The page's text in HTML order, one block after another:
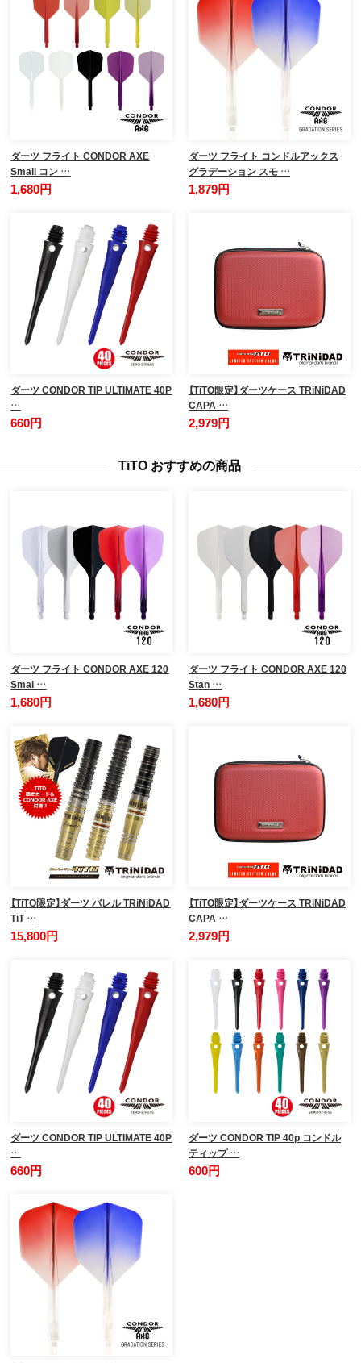
ダーツ フライト CONDOR AXE
Small コン …
1,680円
ダーツ フライト コンドルアックス
グラデーション スモ …
1,879円
ダーツ CONDOR TIP ULTIMATE 40P
…
660円
【TiTO限定】ダーツケース TRiNiDAD
CAPA …
2,979円
TiTO おすすめの商品
ダーツ フライト CONDOR AXE 120
Smal …
1,680円
ダーツ フライト CONDOR AXE 120
Stan …
1,680円
【TiTO限定】ダーツ バレル TRiNiDAD
TiT …
15,800円
【TiTO限定】ダーツケース TRiNiDAD
CAPA …
2,979円
ダーツ CONDOR TIP ULTIMATE 40P
…
660円
ダーツ CONDOR TIP 40p コンドル
ティップ …
600円